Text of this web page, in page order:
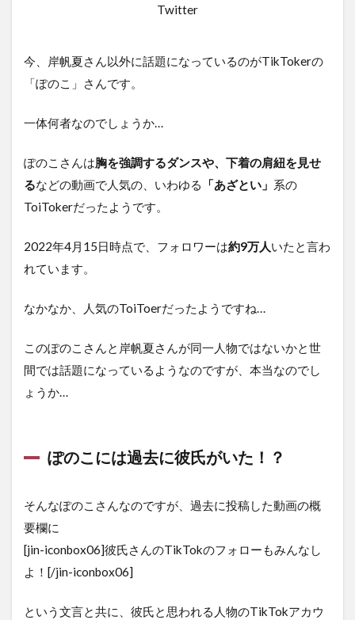
Twitter
今、岸帆夏さん以外に話題になっているのがTikTokerの
「ぽのこ」さんです。
一体何者なのでしょうか…
ぽのこさんは胸を強調するダンスや、下着の肩紐を見せ
るなどの動画で人気の、いわゆる 「あざとい」 系の
ToiTokerだったようです。
2022年4月15日時点で、フォロワーは約9万人いたと言わ
れています。
なかなか、人気のToiToerだったようですね…
このぽのこさんと岸帆夏さんが同一人物ではないかと世
間では話題になっているようなのですが、本当なのでし
ょうか…
ぽのこには過去に彼氏がいた！？
そんなぽのこさんなのですが、過去に投稿した動画の概
要欄に
[jin-iconbox06]彼氏さんのTikTokのフォローもみんなし
よ！[/jin-iconbox06]
という文言と共に、彼氏と思われる人物のTikTokアカウ